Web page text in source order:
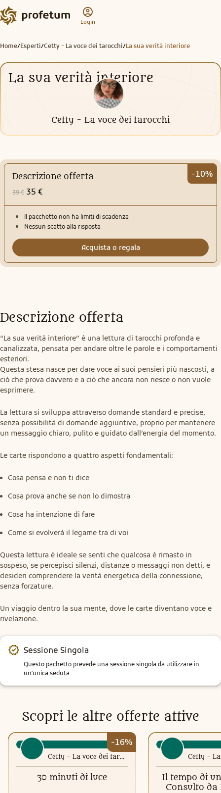
Login
Home/Esperti/Cetty - La voce dei tarocchi/La sua verità interiore
La sua verità interiore
Cetty - La voce dei tarocchi
-10%
Descrizione offerta
39 € 35 €
Il pacchetto non ha limiti di scadenza
Nessun scatto alla risposta
Acquista o regala
Descrizione offerta
“La sua verità interiore” è una lettura di tarocchi profonda e
canalizzata, pensata per andare oltre le parole e i comportamenti
esteriori.
Questa stesa nasce per dare voce ai suoi pensieri più nascosti, a
ciò che prova davvero e a ciò che ancora non riesce o non vuole
esprimere.
La lettura si sviluppa attraverso domande standard e precise,
senza possibilità di domande aggiuntive, proprio per mantenere
un messaggio chiaro, pulito e guidato dall’energia del momento.
Le carte rispondono a quattro aspetti fondamentali:
Cosa pensa e non ti dice
Cosa prova anche se non lo dimostra
Cosa ha intenzione di fare
Come si evolverà il legame tra di voi
Questa lettura è ideale se senti che qualcosa è rimasto in
sospeso, se percepisci silenzi, distanze o messaggi non detti, e
desideri comprendere la verità energetica della connessione,
senza forzature.
Un viaggio dentro la sua mente, dove le carte diventano voce e
rivelazione.
Sessione Singola
Questo pachetto prevede una sessione singola da utilizzare in
un'unica seduta
Scopri le altre offerte attive
-16%
Cetty - La voce dei tarocchi
30 minuti di luce
Il tempo di
Consulto da